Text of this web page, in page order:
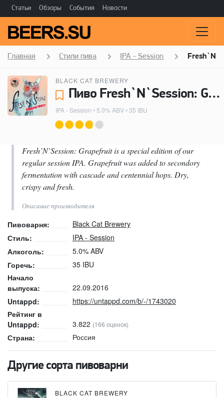
Статьи Обзоры События Новости
Главная Стили пива IPA - Session
BLACK CAT BREWERY
Пиво Fresh`N`Session: Grapefruit - Black Cat Brewery
IPA - Session • 5.0% ABV • 35 IBU
Fresh`N`Session: Grapefruit is a special edition of our
regular session IPA. Grapefruit was added to secondory
fermentation with cascade and centennial hops. Dry,
crispy and fresh.
Описание производителя
Пивоварня:
Black Cat Brewery
Стиль:
IPA - Session
Алкоголь:
5.0% ABV
Горечь:
35 IBU
Начало
выпуска:
22.09.2016
Untappd:
https://untappd.com/b/-/1743020
Рейтинг в
Untappd:
3.822 (166 оценок)
Страна: Россия
Другие сорта пивоварни
BLACK CAT BREWERY